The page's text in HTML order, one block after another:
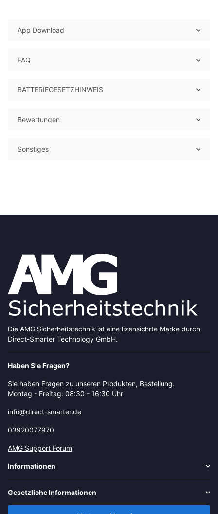
App Download
FAQ
BATTERIEGESETZHINWEIS
Bewertungen
Sonstiges
Die AMG Sicherheitstechnik ist eine lizensichrte Marke durch
Direct-Smarter Technology GmbH.
Haben Sie Fragen?
Sie haben Fragen zu unseren Produkten, Bestellung.
Montag - Freitag: 08:30 - 16:30 Uhr
info@direct-smarter.de
03920077970
AMG Support Forum
Informationen
Gesetzliche Informationen